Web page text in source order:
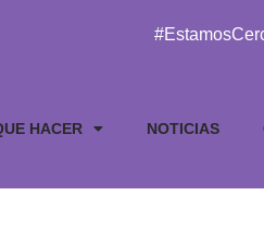
HACER NOTICIAS